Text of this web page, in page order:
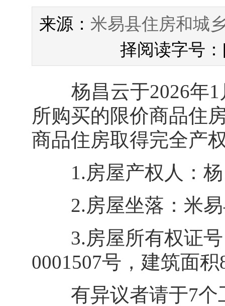
来源： 米易县住房和城
择阅读字号
杨昌云于2026年1
所购买的限价商品住
商品住房取得完全产
1.房屋产权人：杨
2.房屋坐落：米易
3.房屋所有权证号
0001507号，建筑面
有异议者请于7个